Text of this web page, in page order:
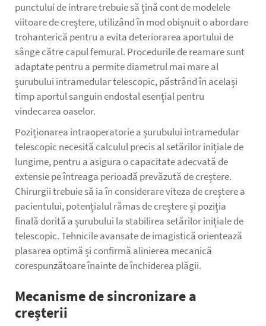
punctului de intrare trebuie să țină cont de modelele
viitoare de creștere, utilizând în mod obișnuit o abordare
trohanterică pentru a evita deteriorarea aportului de
sânge către capul femural. Procedurile de reamare sunt
adaptate pentru a permite diametrul mai mare al
șurubului intramedular telescopic, păstrând în același
timp aportul sanguin endostal esențial pentru
vindecarea oaselor.
Poziționarea intraoperatorie a șurubului intramedular
telescopic necesită calculul precis al setărilor inițiale de
lungime, pentru a asigura o capacitate adecvată de
extensie pe întreaga perioadă prevăzută de creștere.
Chirurgii trebuie să ia în considerare viteza de creștere a
pacientului, potențialul rămas de creștere și poziția
finală dorită a șurubului la stabilirea setărilor inițiale de
telescopic. Tehnicile avansate de imagistică orientează
plasarea optimă și confirmă alinierea mecanică
corespunzătoare înainte de închiderea plăgii.
Mecanisme de sincronizare a
creșterii